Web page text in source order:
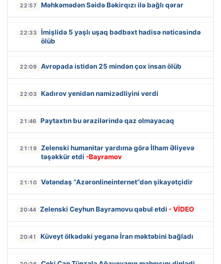
22:57 Məhkəmədən Səidə Bəkirqızı ilə bağlı qərar
22:33
İmişlidə 5 yaşlı uşaq bədbəxt hadisə nəticəsində
ölüb
22:09 Avropada istidən 25 mindən çox insan ölüb
22:03 Kadırov yenidən namizədliyini verdi
21:46 Paytaxtın bu ərazilərində qaz olmayacaq
21:19
Zelenski humanitar yardıma görə İlham Əliyevə
təşəkkür etdi -Bayramov
21:10 Vətəndaş “Azəronlineinternet”dən şikayətçidir
20:44 Zelenski Ceyhun Bayramovu qəbul etdi - VİDEO
20:41 Küveyt ölkədəki yeganə İran məktəbini bağladı